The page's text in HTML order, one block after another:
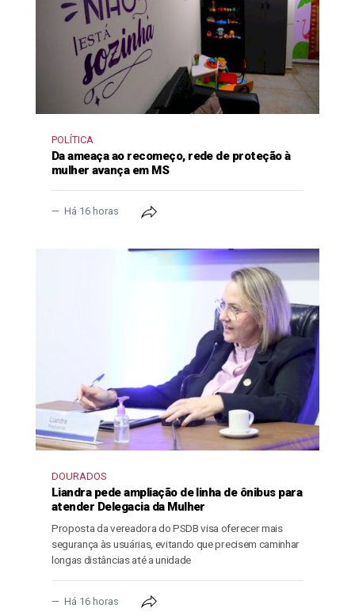
POLÍTICA
Da ameaça ao recomeço, rede de proteção à
mulher avança em MS
Há 16 horas
DOURADOS
Liandra pede ampliação de linha de ônibus para
atender Delegacia da Mulher
Proposta da vereadora do PSDB visa oferecer mais
segurança às usuárias, evitando que precisem caminhar
longas distâncias até a unidade
Há 16 horas